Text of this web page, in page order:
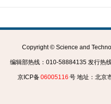
Copyright © Science and
编辑部热线：010-58884135 发行热
京ICP备06005116 号 地址：北京